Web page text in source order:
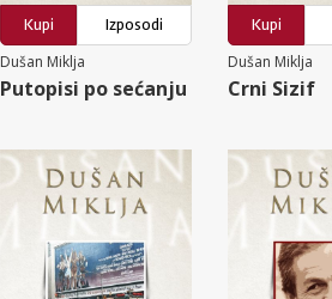
Kupi
Izposodi
Dušan Miklja
Putopisi po sećanju
Kupi
Dušan Miklja
Crni Sizif